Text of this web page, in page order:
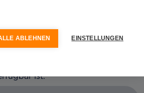
ist.
ABLEHNEN EINSTELLUNGEN